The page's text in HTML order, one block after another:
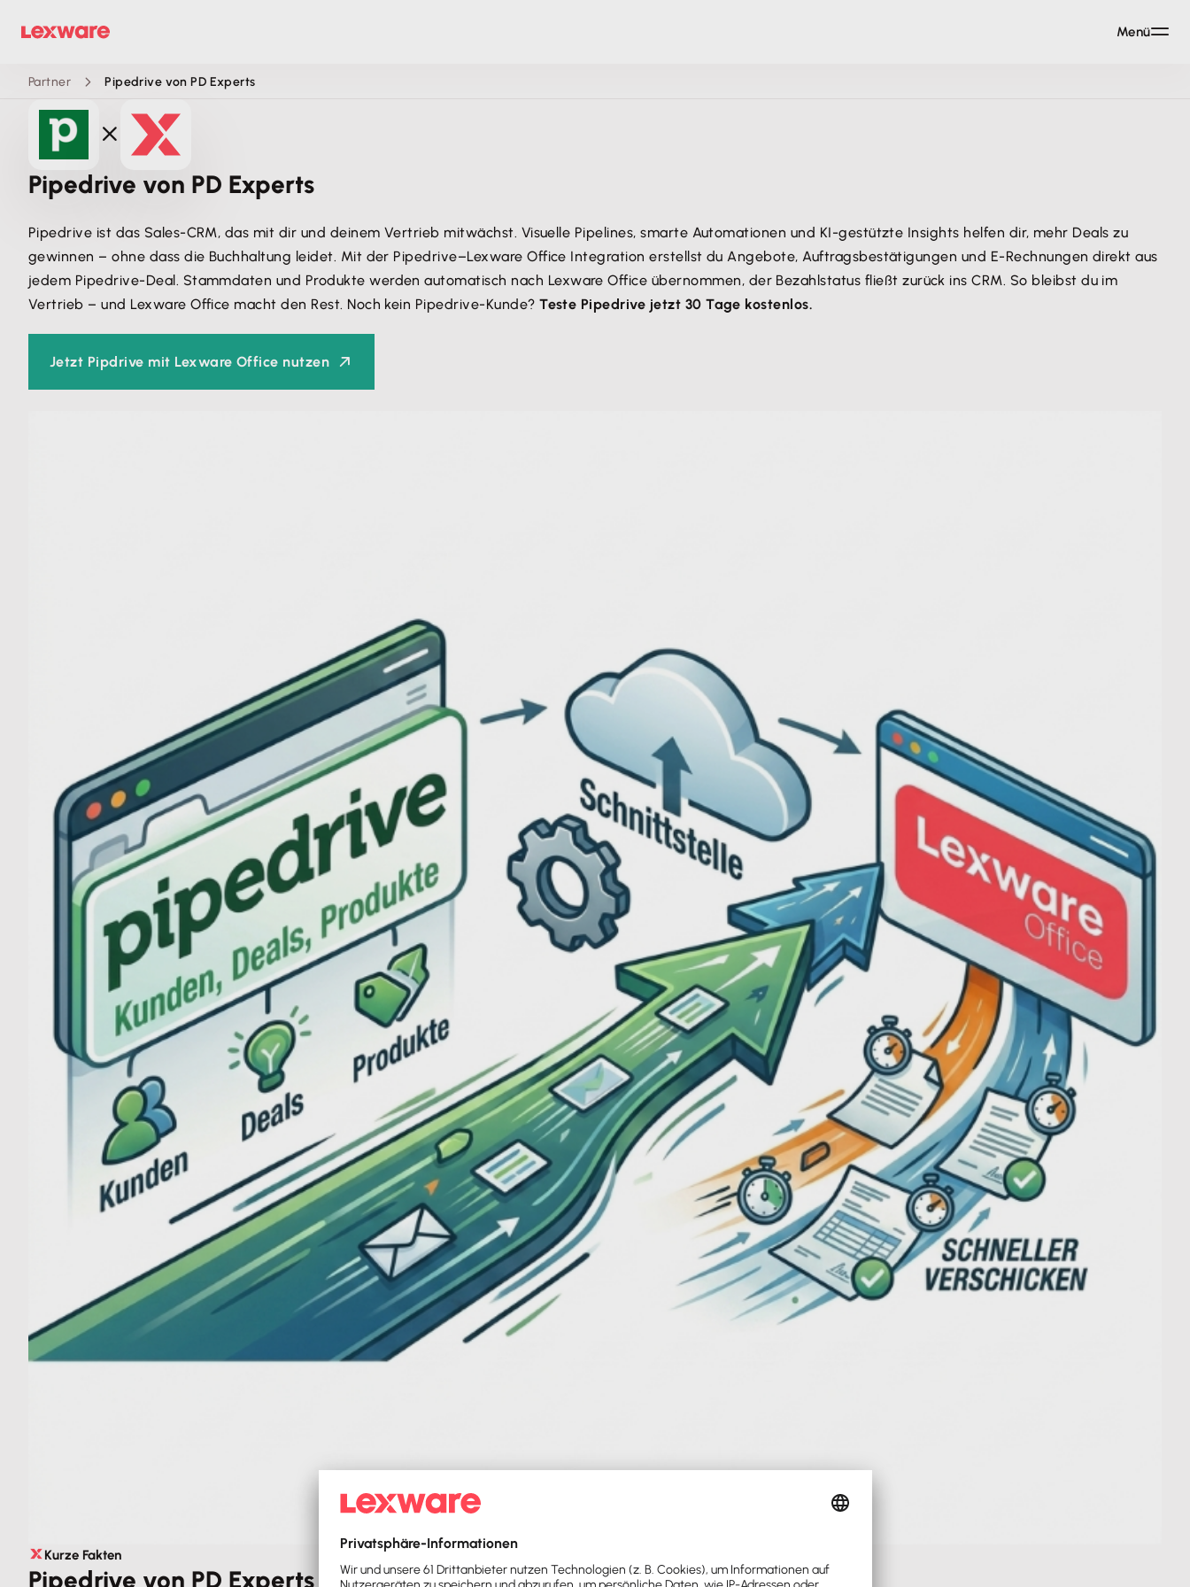
Partner Pipedrive von PD Experts
Pipedrive von PD Experts
Pipedrive ist das Sales-CRM, das mit dir und deinem Vertrieb mitwächst. Visuelle Pipelines, smarte Automationen und KI-gestützte Insights helfen dir, mehr Deals zu
gewinnen – ohne dass die Buchhaltung leidet. Mit der Pipedrive–Lexware Office Integration erstellst du Angebote, Auftragsbestätigungen und E-Rechnungen direkt aus
jedem Pipedrive-Deal. Stammdaten und Produkte werden automatisch nach Lexware Office übernommen, der Bezahlstatus fließt zurück ins CRM. So bleibst du im
Vertrieb – und Lexware Office macht den Rest. Noch kein Pipedrive-Kunde?Teste Pipedrive jetzt 30 Tage kostenlos.
Jetzt Pipdrive mit Lexware Office nutzen
Kurze Fakten
Pipedrive von PD Experts @ Lexware Office
Menü